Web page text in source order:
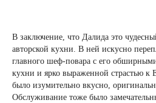
В заключение, что Далида это
авторской кухни. В ней искусно
главного шеф-повара с его
кухни и ярко выраженной страстью к
было изумительно вкусно,
Обслуживание тоже было